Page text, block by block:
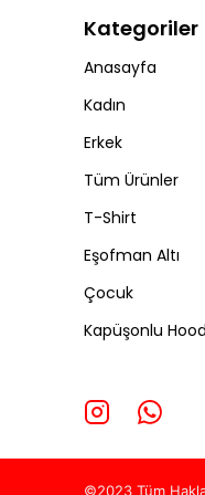
Kategoriler
Anasayfa
Kadın
Erkek
Tüm Ürünler
T-Shirt
Eşofman Altı
Çocuk
Kapüşonlu
©2023 Tüm